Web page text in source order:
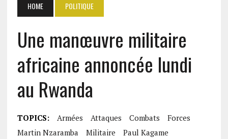
HOME POLITIQUE
Une manœuvre militaire
africaine annoncée lundi
au Rwanda
TOPICS: Armées Attaques Combats
Forces
Martin Nzaramba
Militaire
Paul Kagame